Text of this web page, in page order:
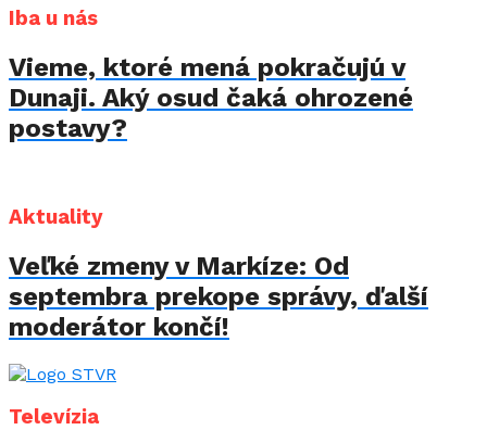
Iba u nás
Vieme, ktoré mená pokračujú v
Dunaji. Aký osud čaká ohrozené
postavy?
Aktuality
Veľké zmeny v Markíze: Od
septembra prekope správy, ďalší
moderátor končí!
Televízia